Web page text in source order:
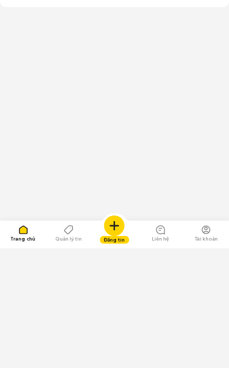
Trang chủ Quản lý tin Đăng tin Liên hệ Tài khoản